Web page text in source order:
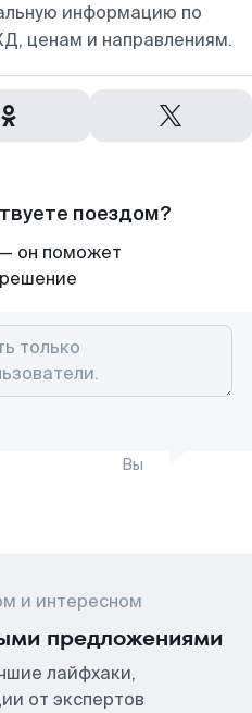
информацию по
ценам и направлениям.
поездом?
он поможет
Вы
и интересном
предложениями
лайфхаки,
от экспертов